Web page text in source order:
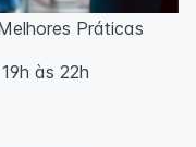
e horário e os
realizar o curso
Práticas
às 22h